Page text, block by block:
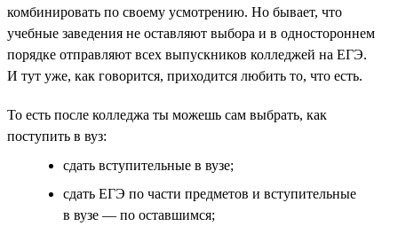
комбинировать по своему усмотрению. Но бывает, что
учебные заведения не оставляют выбора и в одностороннем
порядке отправляют всех выпускников колледжей на ЕГЭ.
И тут уже, как говорится, приходится любить то, что есть.
То есть после колледжа ты можешь сам выбрать, как
поступить в вуз:
сдать вступительные в вузе;
сдать ЕГЭ по части предметов и вступительные
в вузе — по оставшимся;